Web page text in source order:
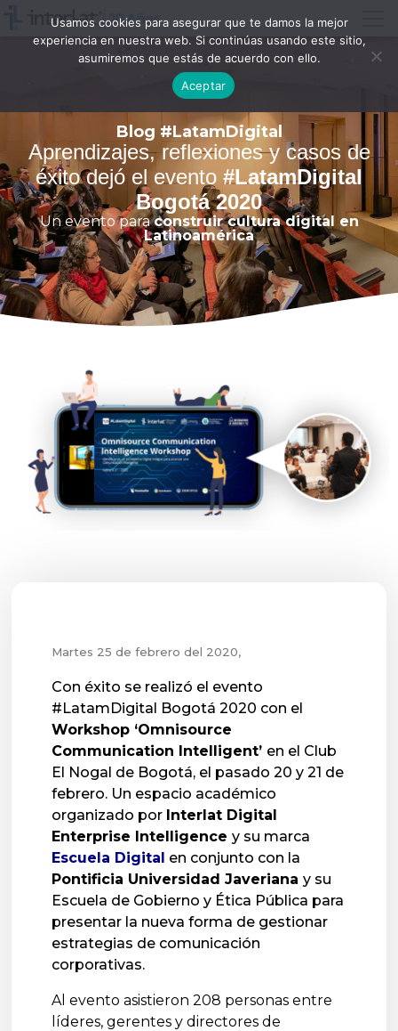
Blog #LatamDigital
Aprendizajes, reflexiones y casos de
éxito dejó el evento #LatamDigital
Bogotá 2020
Un evento paraconstruir cultura digital en
Latinoamérica
Martes 25 de febrero del 2020,
Con éxito se realizó el evento
Workshop ‘Omnisource
Communication Intelligent’ en el Club
El Nogal de Bogotá, el pasado 20 y 21 de
febrero. Un espacio académico
organizado por Interlat Digital
Enterprise Intelligence y su marca
Escuela Digital
Pontificia Universidad Javeriana y su
Escuela de Gobierno y Ética Pública para
presentar la nueva forma de gestionar
estrategias de comunicación
corporativas.
Al evento asistieron 208 personas entre
líderes, gerentes y directores de
Usamos cookies para asegurar que te damos la mejor
experiencia en nuestra web. Si continúas usando este sitio,
asumiremos que estás de acuerdo con ello.
Aceptar